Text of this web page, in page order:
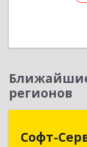
регионов
Софт-